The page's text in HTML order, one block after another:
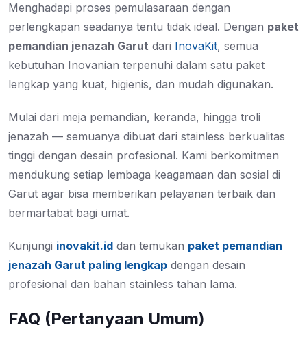
Menghadapi proses pemulasaraan dengan
perlengkapan seadanya tentu tidak ideal. Dengan paket
pemandian jenazah Garut dari InovaKit, semua
kebutuhan Inovanian terpenuhi dalam satu paket
lengkap yang kuat, higienis, dan mudah digunakan.
Mulai dari meja pemandian, keranda, hingga troli
jenazah — semuanya dibuat dari stainless berkualitas
tinggi dengan desain profesional. Kami berkomitmen
mendukung setiap lembaga keagamaan dan sosial di
Garut agar bisa memberikan pelayanan terbaik dan
bermartabat bagi umat.
Kunjungi inovakit.id dan temukan paket pemandian
jenazah Garut paling lengkap dengan desain
profesional dan bahan stainless tahan lama.
FAQ (Pertanyaan Umum)